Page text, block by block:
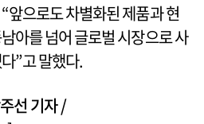
앞으로도 차별화된 제품과 현
아를 넘어 글로벌 시장으로 사
”고 말했다.
선 기자 /